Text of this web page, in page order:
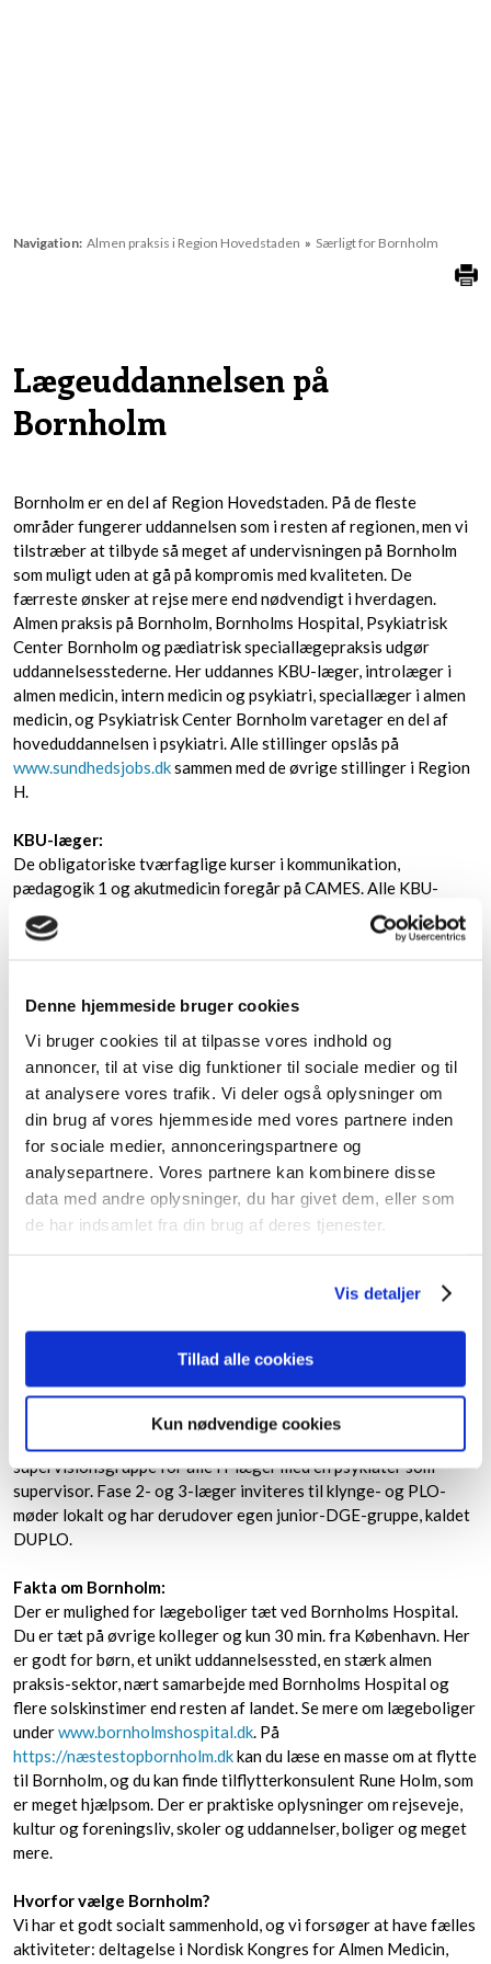
Denne hjemmeside bruger cookies
Vi bruger cookies til at tilpasse vores indhold og
annoncer, til at vise dig funktioner til sociale medier og til
at analysere vores trafik. Vi deler også oplysninger om
din brug af vores hjemmeside med vores partnere inden
for sociale medier, annonceringspartnere og
analysepartnere. Vores partnere kan kombinere disse
data med andre oplysninger, du har givet dem, eller som
de har indsamlet fra din brug af deres tjenester.
Vis detaljer
Tillad alle cookies
Kun nødvendige cookies
Navigation: Almen praksis i Region Hovedstaden » Særligt for Bornholm
Lægeuddannelsen på
Bornholm
Bornholm er en del af Region Hovedstaden. På de fleste
områder fungerer uddannelsen som i resten af regionen, men vi
tilstræber at tilbyde så meget af undervisningen på Bornholm
som muligt uden at gå på kompromis med kvaliteten. De
færreste ønsker at rejse mere end nødvendigt i hverdagen.
Almen praksis på Bornholm, Bornholms Hospital, Psykiatrisk
Center Bornholm og pædiatrisk speciallægepraksis udgør
uddannelsesstederne. Her uddannes KBU-læger, introlæger i
almen medicin, intern medicin og psykiatri, speciallæger i almen
medicin, og Psykiatrisk Center Bornholm varetager en del af
hoveduddannelsen i psykiatri. Alle stillinger opslås på
www.sundhedsjobs.dksammen med de øvrige stillinger i Region
H.
KBU-læger:
​De obligatoriske tværfaglige kurser i kommunikation,
pædagogik 1 og akutmedicin foregår på CAMES. Alle KBU-
læger deltager i den almenmedicinske uddannelse, som tilbydes
en eftermiddag om måneden, reglen er den 3. tirsdag i alle
månedligt, reglen er den 2. tirsdag i måneden.
I-læger i almen medicin:
​Introlægerne deltager i de tværfaglige kurser (pædagogik 2) og
introkursus for introlæger. Resten af undervisningen foregår
lokalt på Bornholm, dels ved deltagelse i månedlige
undervisningseftermiddagene sammen med KBU-lægerne, dels
ved deltagelse i fem årlige hele temadage fælles for I- og H-
læger.
Hospitalsdelen er bygget op med 12 måneders kir/gyn, 8
Herlev eller Hillerød og 6 måneders psykiatri.Specialekursus,
tværfaglige kurser (SOL 1, 2 og 3) og forskertræning foregår
centralt. Lokalt arrangeres fem årlige temadage for I- og H-
supervisionsgruppe for alle H-læger med en psykiater som
supervisor. Fase 2- og 3-læger inviteres til klynge- og PLO-
møder lokalt og har derudover egen junior-DGE-gruppe, kaldet
DUPLO.
Fakta om Bornholm:
​Der er mulighed for lægeboliger tæt ved Bornholms Hospital.
Du er tæt på øvrige kolleger og kun 30 min. fra København. Her
er godt for børn, et unikt uddannelsessted, en stærk almen
praksis-sektor, nært samarbejde med Bornholms Hospital og
flere solskinstimer end resten af landet. Se mere om lægeboliger
underwww.bornholmshospital.dk. På
https://næstestopbornholm.dkkan du læse en masse om at flytte
til Bornholm, og du kan finde tilflytterkonsulent Rune Holm, som
er meget hjælpsom. Der er praktiske oplysninger om rejseveje,
kultur og foreningsliv, skoler og uddannelser, boliger og meget
mere.
Hvorfor vælge Bornholm?
Vi har et godt socialt sammenhold, og vi forsøger at have fælles
aktiviteter: deltagelse i Nordisk Kongres for Almen Medicin,